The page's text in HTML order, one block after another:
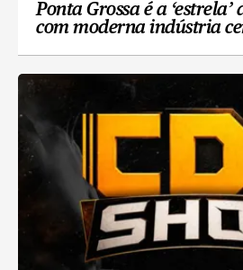
Ponta Grossa é a
com moderna indústria